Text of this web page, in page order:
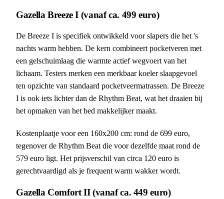
Gazella Breeze I (vanaf ca. 499 euro)
De Breeze I is specifiek ontwikkeld voor slapers die het 's
nachts warm hebben. De kern combineert pocketveren met
een gelschuimlaag die warmte actief wegvoert van het
lichaam. Testers merken een merkbaar koeler slaapgevoel
ten opzichte van standaard pocketveermatrassen. De Breeze
I is ook iets lichter dan de Rhythm Beat, wat het draaien bij
het opmaken van het bed makkelijker maakt.
Kostenplaatje voor een 160x200 cm: rond de 699 euro,
tegenover de Rhythm Beat die voor dezelfde maat rond de
579 euro ligt. Het prijsverschil van circa 120 euro is
gerechtvaardigd als je frequent warm wakker wordt.
Gazella Comfort II (vanaf ca. 449 euro)